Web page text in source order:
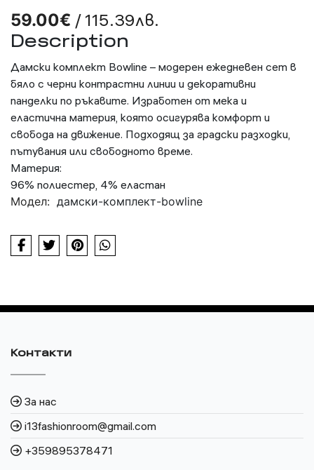
59.00€ / 115.39лв.
Description
Дамски комплект Bowline – модерен ежедневен сет в
бяло с черни контрастни линии и декоративни
панделки по ръкавите. Изработен от мека и
еластична материя, която осигурява комфорт и
свобода на движение. Подходящ за градски разходки,
пътувания или свободното време.
Материя:
96% полиестер, 4% еластан
Модел: дамски-комплект-bowline
Контакти
За нас
i13fashionroom@gmail.com
+359895378471